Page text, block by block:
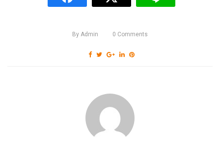
By Admin 0 Comments